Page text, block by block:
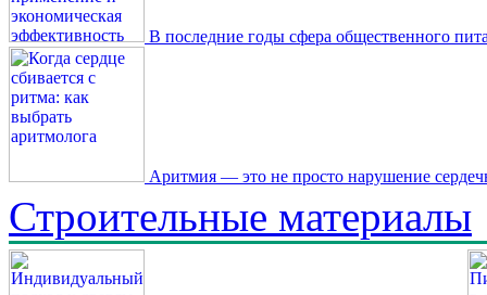
В последние годы сфера общественного
Аритмия — это не просто нарушение
Строительные материалы